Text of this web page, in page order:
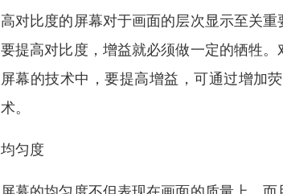
高对比度的屏幕对于画面的层次显示至关
要提高对比度，增益就必须做一定的牺牲
屏幕的技术中，要提高增益，可通过增加
术。
均匀度